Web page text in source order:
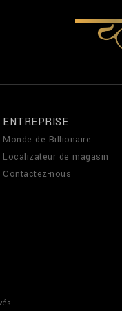
ENTREPRISE
Monde de Billionaire
Localizateur de magasin
Contactez-nous